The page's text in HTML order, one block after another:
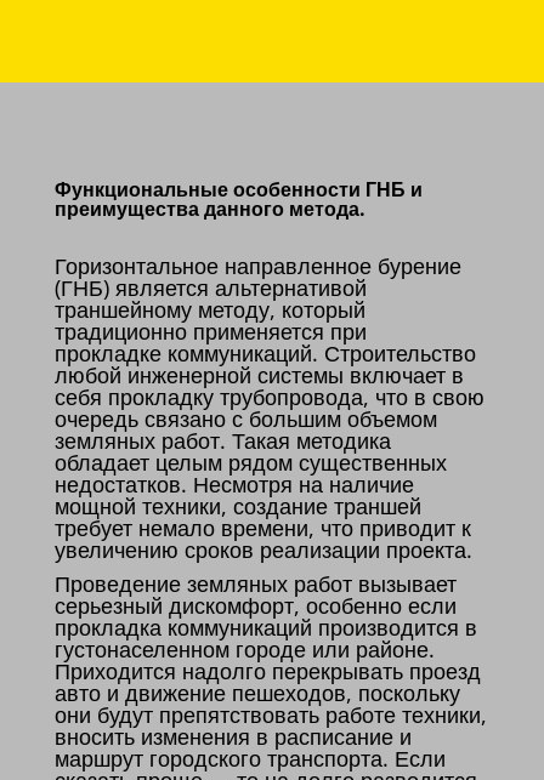
Функциональные особенности ГНБ и
преимущества данного метода.
Горизонтальное направленное бурение
(ГНБ) является альтернативой
траншейному методу, который
традиционно применяется при
прокладке коммуникаций. Строительство
любой инженерной системы включает в
себя прокладку трубопровода, что в свою
очередь связано с большим объемом
земляных работ. Такая методика
обладает целым рядом существенных
недостатков. Несмотря на наличие
мощной техники, создание траншей
требует немало времени, что приводит к
увеличению сроков реализации проекта.
Проведение земляных работ вызывает
серьезный дискомфорт, особенно если
прокладка коммуникаций производится в
густонаселенном городе или районе.
Приходится надолго перекрывать проезд
авто и движение пешеходов, поскольку
они будут препятствовать работе техники,
вносить изменения в расписание и
маршрут городского транспорта. Если